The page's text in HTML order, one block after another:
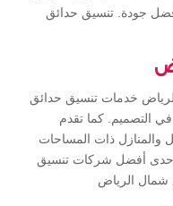
جودة. تنسيق حدائق
خدمات تنسيق حدائق
التصميم. كما تقدم
والمنازل ذات المساحات
أفضل شركات تنسيق
شمال الرياض